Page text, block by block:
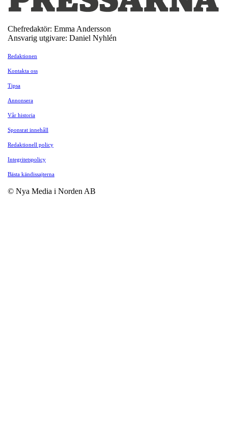
Chefredaktör: Emma Andersson
Ansvarig utgivare: Daniel Nyhlén
Redaktionen
Kontakta oss
Tipsa
Annonsera
Vår historia
Sponsrat innehåll
Redaktionell policy
Integritetspolicy
Bästa kändissajterna
© Nya Media i Norden AB